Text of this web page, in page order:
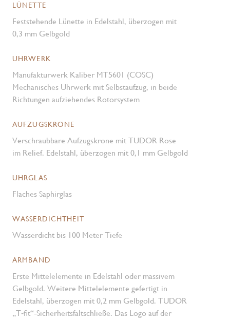
LÜNETTE
Feststehende Lünette in Edelstahl, überzogen mit
0,3 mm Gelbgold
UHRWERK
Manufakturwerk Kaliber MT5601 (COSC)
Mechanisches Uhrwerk mit Selbstaufzug, in beide
Richtungen aufziehendes Rotorsystem
AUFZUGSKRONE
Verschraubbare Aufzugskrone mit TUDOR Rose
im Relief. Edelstahl, überzogen mit 0,1 mm Gelbgold
UHRGLAS
Flaches Saphirglas
WASSERDICHTHEIT
Wasserdicht bis 100 Meter Tiefe
ARMBAND
Erste Mittelelemente in Edelstahl oder massivem
Gelbgold. Weitere Mittelelemente gefertigt in
Edelstahl, überzogen mit 0,2 mm Gelbgold. TUDOR
„T‑fit“-Sicherheits­faltschließe. Das Logo auf der